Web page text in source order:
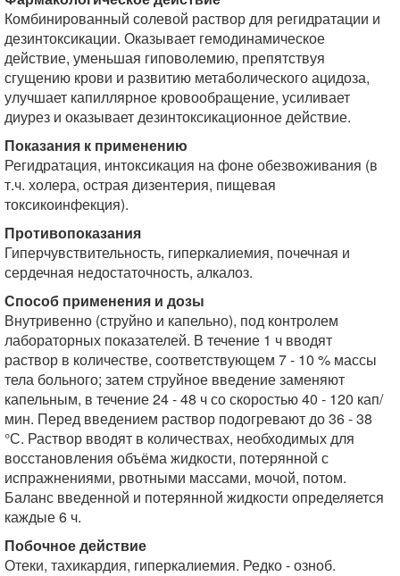
Комбинированный солевой раствор для регидратации и
дезинтоксикации. Оказывает гемодинамическое
действие, уменьшая гиповолемию, препятствуя
сгущению крови и развитию метаболического ацидоза,
улучшает капиллярное кровообращение, усиливает
диурез и оказывает дезинтоксикационное действие.
Показания к применению
Регидратация, интоксикация на фоне обезвоживания (в
т.ч. холера, острая дизентерия, пищевая
токсикоинфекция).
Противопоказания
Гиперчувствительность, гиперкалиемия, почечная и
сердечная недостаточность, алкалоз.
Способ применения и дозы
Внутривенно (струйно и капельно), под контролем
лабораторных показателей. В течение 1 ч вводят
раствор в количестве, соответствующем 7 - 10 % массы
тела больного; затем струйное введение заменяют
капельным, в течение 24 - 48 ч со скоростью 40 - 120 кап/
мин. Перед введением раствор подогревают до 36 - 38
°С. Раствор вводят в количествах, необходимых для
восстановления объёма жидкости, потерянной с
испражнениями, рвотными массами, мочой, потом.
Баланс введенной и потерянной жидкости определяется
каждые 6 ч.
Побочное действие
Отеки, тахикардия, гиперкалиемия. Редко - озноб.